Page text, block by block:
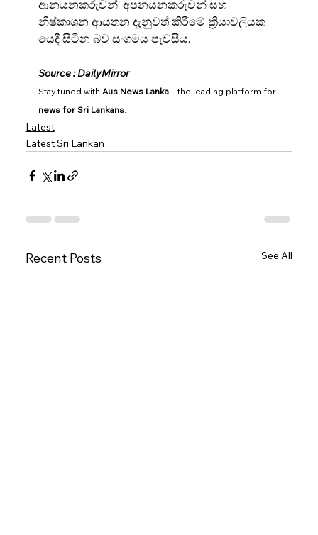
ආනයනකරුවන්, අපනයනකරුවන් සහ
නිෂ්කාශන ආයතන දැනුවත් කිරීමේ ක්‍රියාවලියක
යෙදී සිටින බව සංගමය පැවසීය.
Source : DailyMirror
Stay tuned with Aus News Lanka – the leading platform for
news for Sri Lankans.
Latest
Latest Sri Lankan
Recent Posts See All